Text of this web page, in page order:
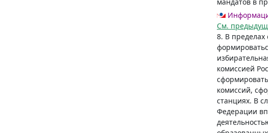
См.
8. В
комиссией
комиссий,
станциях. В
Федерации